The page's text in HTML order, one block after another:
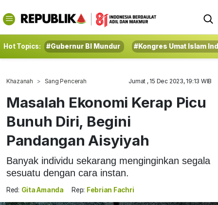
Hot Topics: #Gubernur BI Mundur #Kongres Umat Islam
Khazanah Sang Pencerah Jumat , 15 Dec 2023, 19:13 WIB
Masalah Ekonomi Kerap Picu
Bunuh Diri, Begini
Pandangan Aisyiyah
Banyak individu sekarang menginginkan segala
sesuatu dengan cara instan.
Red: Gita Amanda Rep: Febrian Fachri